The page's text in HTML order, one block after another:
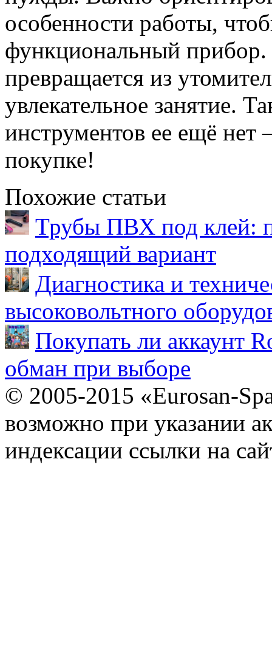
особенности работы,
функциональный
превращается из
увлекательное занятие.
инструментов ее ещё нет
покупке!
Похожие статьи
Трубы ПВХ под клей:
подходящий вариант
Диагностика и
высоковольтного
Покупать ли аккаунт
обман при выборе
© 2005-2015 «Eurosan-
возможно при указании
индексации ссылки на